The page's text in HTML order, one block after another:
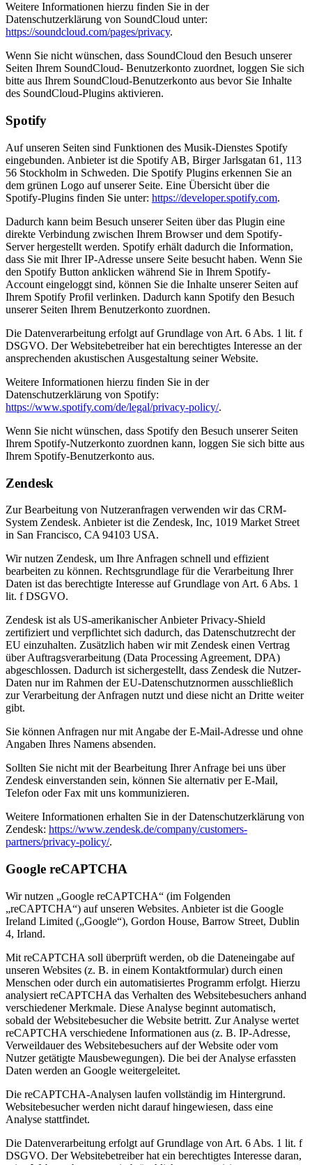
Weitere Informationen hierzu finden Sie in der
Datenschutzerklärung von SoundCloud unter:
https://soundcloud.com/pages/privacy.
Wenn Sie nicht wünschen, dass SoundCloud den Besuch unserer
Seiten Ihrem SoundCloud- Benutzerkonto zuordnet, loggen Sie sich
bitte aus Ihrem SoundCloud-Benutzerkonto aus bevor Sie Inhalte
des SoundCloud-Plugins aktivieren.
Spotify
Auf unseren Seiten sind Funktionen des Musik-Dienstes Spotify
eingebunden. Anbieter ist die Spotify AB, Birger Jarlsgatan 61, 113
56 Stockholm in Schweden. Die Spotify Plugins erkennen Sie an
dem grünen Logo auf unserer Seite. Eine Übersicht über die
Spotify-Plugins finden Sie unter: https://developer.spotify.com.
Dadurch kann beim Besuch unserer Seiten über das Plugin eine
direkte Verbindung zwischen Ihrem Browser und dem Spotify-
Server hergestellt werden. Spotify erhält dadurch die Information,
dass Sie mit Ihrer IP-Adresse unsere Seite besucht haben. Wenn Sie
den Spotify Button anklicken während Sie in Ihrem Spotify-
Account eingeloggt sind, können Sie die Inhalte unserer Seiten auf
Ihrem Spotify Profil verlinken. Dadurch kann Spotify den Besuch
unserer Seiten Ihrem Benutzerkonto zuordnen.
Die Datenverarbeitung erfolgt auf Grundlage von Art. 6 Abs. 1 lit. f
DSGVO. Der Websitebetreiber hat ein berechtigtes Interesse an der
ansprechenden akustischen Ausgestaltung seiner Website.
Weitere Informationen hierzu finden Sie in der
Datenschutzerklärung von Spotify:
https://www.spotify.com/de/legal/privacy-policy/.
Wenn Sie nicht wünschen, dass Spotify den Besuch unserer Seiten
Ihrem Spotify-Nutzerkonto zuordnen kann, loggen Sie sich bitte aus
Ihrem Spotify-Benutzerkonto aus.
Zendesk
Zur Bearbeitung von Nutzeranfragen verwenden wir das CRM-
System Zendesk. Anbieter ist die Zendesk, Inc, 1019 Market Street
in San Francisco, CA 94103 USA.
Wir nutzen Zendesk, um Ihre Anfragen schnell und effizient
bearbeiten zu können. Rechtsgrundlage für die Verarbeitung Ihrer
Daten ist das berechtigte Interesse auf Grundlage von Art. 6 Abs. 1
lit. f DSGVO.
Zendesk ist als US-amerikanischer Anbieter Privacy-Shield
zertifiziert und verpflichtet sich dadurch, das Datenschutzrecht der
EU einzuhalten. Zusätzlich haben wir mit Zendesk einen Vertrag
über Auftragsverarbeitung (Data Processing Agreement, DPA)
abgeschlossen. Dadurch ist sichergestellt, dass Zendesk die Nutzer-
Daten nur im Rahmen der EU-Datenschutznormen ausschließlich
zur Verarbeitung der Anfragen nutzt und diese nicht an Dritte weiter
gibt.
Sie können Anfragen nur mit Angabe der E-Mail-Adresse und ohne
Angaben Ihres Namens absenden.
Sollten Sie nicht mit der Bearbeitung Ihrer Anfrage bei uns über
Zendesk einverstanden sein, können Sie alternativ per E-Mail,
Telefon oder Fax mit uns kommunizieren.
Weitere Informationen erhalten Sie in der Datenschutzerklärung von
Zendesk: https://www.zendesk.de/company/customers-
partners/privacy-policy/.
Google reCAPTCHA
Wir nutzen „Google reCAPTCHA“ (im Folgenden
„reCAPTCHA“) auf unseren Websites. Anbieter ist die Google
Ireland Limited („Google“), Gordon House, Barrow Street, Dublin
4, Irland.
Mit reCAPTCHA soll überprüft werden, ob die Dateneingabe auf
unseren Websites (z. B. in einem Kontaktformular) durch einen
Menschen oder durch ein automatisiertes Programm erfolgt. Hierzu
analysiert reCAPTCHA das Verhalten des Websitebesuchers anhand
verschiedener Merkmale. Diese Analyse beginnt automatisch,
sobald der Websitebesucher die Website betritt. Zur Analyse wertet
reCAPTCHA verschiedene Informationen aus (z. B. IP-Adresse,
Verweildauer des Websitebesuchers auf der Website oder vom
Nutzer getätigte Mausbewegungen). Die bei der Analyse erfassten
Daten werden an Google weitergeleitet.
Die reCAPTCHA-Analysen laufen vollständig im Hintergrund.
Websitebesucher werden nicht darauf hingewiesen, dass eine
Analyse stattfindet.
Die Datenverarbeitung erfolgt auf Grundlage von Art. 6 Abs. 1 lit. f
DSGVO. Der Websitebetreiber hat ein berechtigtes Interesse daran,